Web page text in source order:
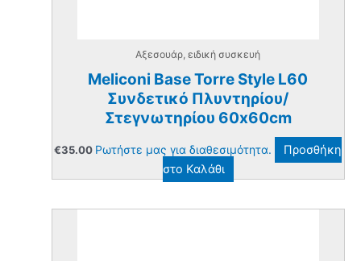
Αξεσουάρ, ειδική συσκευή
Meliconi Base Torre Style L60
Συνδετικό Πλυντηρίου/
Στεγνωτηρίου 60x60cm
€35.00 Ρωτήστε μας για διαθεσιμότητα.
Προσθήκη
στο Καλάθι